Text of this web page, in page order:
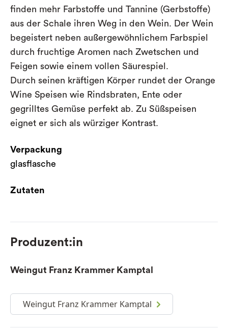
finden mehr Farbstoffe und Tannine (Gerbstoffe)
aus der Schale ihren Weg in den Wein. Der Wein
begeistert neben außergewöhnlichem Farbspiel
durch fruchtige Aromen nach Zwetschen und
Feigen sowie einem vollen Säurespiel.
Durch seinen kräftigen Körper rundet der Orange
Wine Speisen wie Rindsbraten, Ente oder
gegrilltes Gemüse perfekt ab. Zu Süßspeisen
eignet er sich als würziger Kontrast.
Verpackung
glasflasche
Zutaten
Produzent:in
Weingut Franz Krammer Kamptal
Weingut Franz Krammer Kamptal